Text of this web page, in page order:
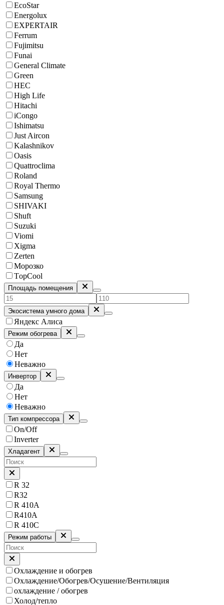
EcoStar
Energolux
EXPERTAIR
Ferrum
Fujimitsu
Funai
General Climate
Green
HEC
High Life
Hitachi
iCongo
Ishimatsu
Just Aircon
Kalashnikov
Oasis
Quattroclima
Roland
Royal Thermo
Samsung
SHIVAKI
Shuft
Suzuki
Viomi
Xigma
Zerten
Морозко
ТopCool
Площадь помещения
Экосистема умного дома
Яндекс Алиса
Режим обогрева
Да
Нет
Неважно
Инвертор
Да
Нет
Неважно
Тип компрессора
On/Off
Inverter
Хладагент
R 32
R32
R 410A
R410A
R 410C
Режим работы
Охлаждение и обогрев
Охлаждение/Обогрев/Осушение/Вентиляция
охлаждение / обогрев
Холод/тепло